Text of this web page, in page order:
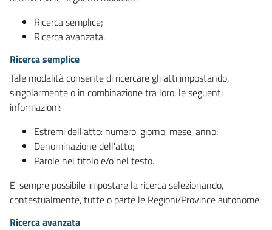
Ricerca semplice;
Ricerca avanzata.
Ricerca semplice
Tale modalità consente di ricercare gli atti impostando,
singolarmente o in combinazione tra loro, le seguenti
informazioni:
Estremi dell'atto: numero, giorno, mese, anno;
Denominazione dell'atto;
Parole nel titolo e/o nel testo.
E' sempre possibile impostare la ricerca selezionando,
contestualmente, tutte o parte le Regioni/Province autonome.
Ricerca avanzata